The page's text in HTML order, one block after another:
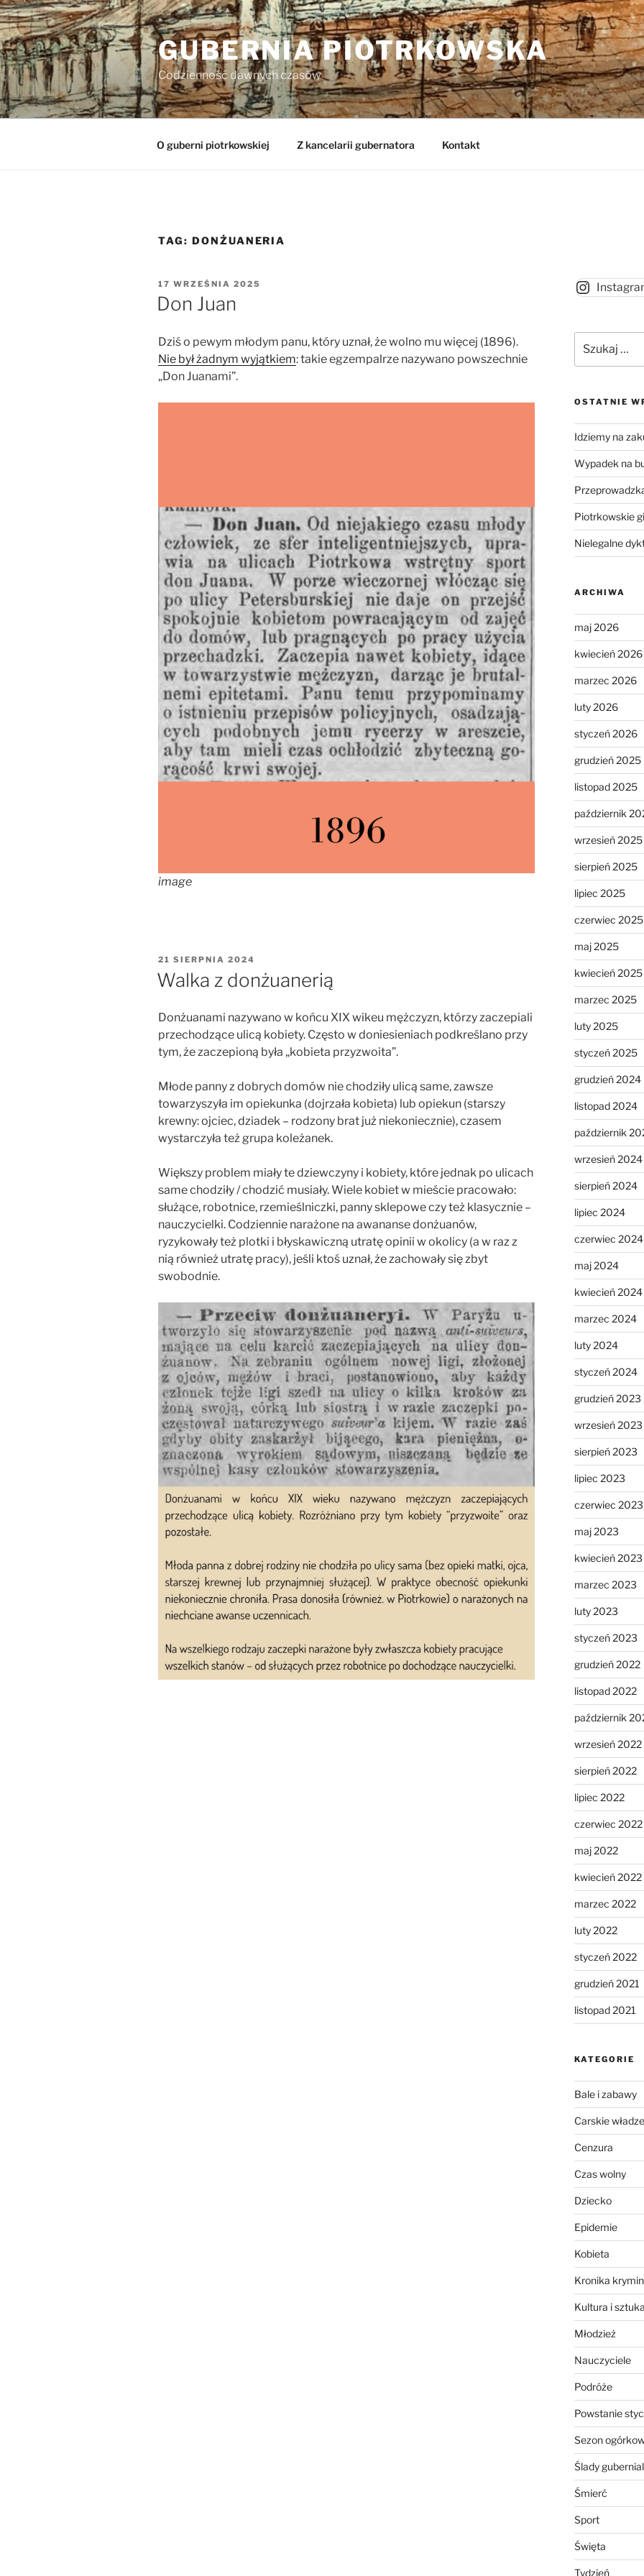
Przejdź
do
treści
GUBERNIA PIOTRKOWSKA
Codzienność dawnych czasów
O guberni piotrkowskiej Z kancelarii gubernatora Kontakt
TAG: DONŻUANERIA
OPUBLIKOWANE
W
17 WRZEŚNIA 2025
Don Juan
Dziś o pewym młodym panu, który uznał, że wolno mu więcej (1896).
Nie był żadnym wyjątkiem: takie egzempalrze nazywano powszechnie
„Don Juanami”.
image
OPUBLIKOWANE
W
21 SIERPNIA 2024
Walka z donżuanerią
Donżuanami nazywano w końcu XIX wikeu mężczyzn, którzy zaczepiali
przechodzące ulicą kobiety. Często w doniesieniach podkreślano przy
tym, że zaczepioną była „kobieta przyzwoita”.
Młode panny z dobrych domów nie chodziły ulicą same, zawsze
towarzyszyła im opiekunka (dojrzała kobieta) lub opiekun (starszy
krewny: ojciec, dziadek – rodzony brat już niekoniecznie), czasem
wystarczyła też grupa koleżanek.
Większy problem miały te dziewczyny i kobiety, które jednak po ulicach
same chodziły / chodzić musiały. Wiele kobiet w mieście pracowało:
służące, robotnice, rzemieślniczki, panny sklepowe czy też klasycznie –
nauczycielki. Codziennie narażone na awananse donżuanów,
ryzykowały też plotki i błyskawiczną utratę opinii w okolicy (a w raz z
nią również utratę pracy), jeśli ktoś uznał, że zachowały się zbyt
swobodnie.
OSTATNIE
Idziemy na
Wypadek na
Piotrkowskie
Nielegalne
ARCHIWA
maj 2026
kwiecień 2026
marzec 2026
luty 2026
styczeń 2026
grudzień 2025
listopad 2025
październik
wrzesień 2025
sierpień 2025
lipiec 2025
czerwiec 2025
maj 2025
kwiecień 2025
marzec 2025
luty 2025
styczeń 2025
grudzień 2024
listopad 2024
październik
wrzesień 2024
sierpień 2024
lipiec 2024
czerwiec 2024
maj 2024
kwiecień 2024
marzec 2024
luty 2024
styczeń 2024
grudzień 2023
wrzesień 2023
sierpień 2023
lipiec 2023
czerwiec 2023
maj 2023
kwiecień 2023
marzec 2023
luty 2023
styczeń 2023
grudzień 2022
listopad 2022
październik
wrzesień 2022
sierpień 2022
lipiec 2022
czerwiec 2022
maj 2022
kwiecień 2022
marzec 2022
luty 2022
styczeń 2022
grudzień 2021
listopad 2021
KATEGORIE
Bale i zabawy
Carskie władze
Cenzura
Czas wolny
Dziecko
Epidemie
Kobieta
Kronika
Kultura i
Młodzież
Nauczyciele
Podróże
Powstanie
Sezon
Ślady
Śmierć
Sport
Święta
Tydzień